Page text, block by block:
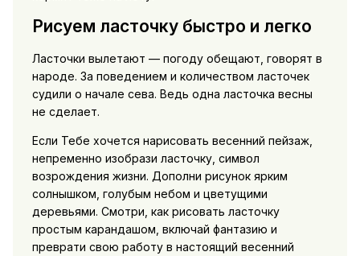
Рисуем ласточку быстро и легко
Ласточки вылетают — погоду обещают, говорят в
народе. За поведением и количеством ласточек
судили о начале сева. Ведь одна ласточка весны
не сделает.
Если Тебе хочется нарисовать весенний пейзаж,
непременно изобрази ласточку, символ
возрождения жизни. Дополни рисунок ярким
солнышком, голубым небом и цветущими
деревьями. Смотри, как рисовать ласточку
простым карандашом, включай фантазию и
преврати свою работу в настоящий весенний